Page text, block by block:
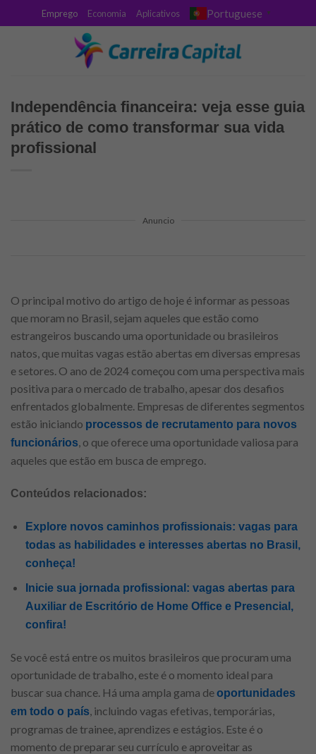
to
Emprego Economia Aplicativos Portuguese ▼
Independência financeira: veja esse guia
prático de como transformar sua vida
profissional
Anuncio
O principal motivo do artigo de hoje é informar as pessoas
que moram no Brasil, sejam aqueles que estão como
estrangeiros buscando uma oportunidade ou brasileiros
natos, que muitas vagas estão abertas em diversas empresas
e setores. O ano de 2024 começou com uma perspectiva mais
positiva para o mercado de trabalho, apesar dos desafios
enfrentados globalmente. Empresas de diferentes segmentos
estão iniciando processos de recrutamento para novos
funcionários, o que oferece uma oportunidade valiosa para
aqueles que estão em busca de emprego.
Conteúdos relacionados:
Explore novos caminhos profissionais: vagas para
todas as habilidades e interesses abertas no Brasil,
conheça!
Inicie sua jornada profissional: vagas abertas para
Auxiliar de Escritório de Home Office e Presencial,
confira!
Se você está entre os muitos brasileiros que procuram uma
oportunidade de trabalho, este é o momento ideal para
buscar sua chance. Há uma ampla gama deoportunidades
em todo o país, incluindo vagas efetivas, temporárias,
programas de trainee, aprendizes e estágios. Este é o
momento de preparar seu currículo e aproveitar as